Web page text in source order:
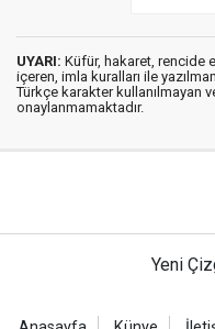
UYARI: Küfür, hakaret, rencide
içeren, imla kuralları ile
Türkçe karakter kullanılmayan
onaylanmamaktadır.
Yeni